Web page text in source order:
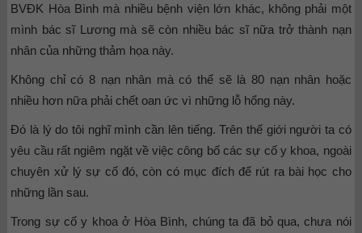
BVĐK Hòa Bình mà nhiều bệnh viện lớn khác, không phải một
mình bác sĩ Lương mà sẽ còn nhiều bác sĩ nữa trở thành nạn
nhân của những thảm họa này.
Không chỉ có 8 nạn nhân mà có thể sẽ là 80 nạn nhân hoặc
nhiều hơn nữa phải chết oan ức vì những lỗ hổng này.
Đó là lý do tôi nghĩ mình cần lên tiếng. Trên thế giới người ta có
yêu cầu rất ngiêm ngặt về việc công bố các sự cố y khoa, ngoài
chuyên xử lý sự cố đó, còn có mục đích để rút ra bài học cho
những lần sau.
Trong sự cố y khoa ở Hòa Bình, chúng ta đã bỏ qua, chưa nói